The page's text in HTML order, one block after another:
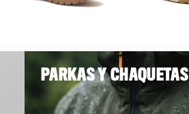
PARKAS Y CHAQUETAS